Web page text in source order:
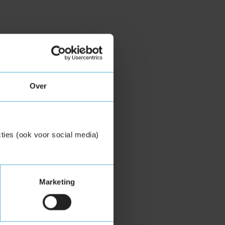
Over
(ook voor social media)
Marketing